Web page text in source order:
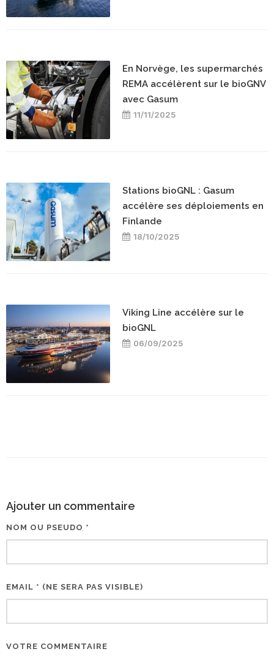
En Norvège, les supermarchés
REMA accélèrent sur le bioGNV
avec Gasum
11/11/2025
Stations bioGNL : Gasum
accélère ses déploiements en
Finlande
18/10/2025
Viking Line accélère sur le
bioGNL
06/09/2025
Ajouter un commentaire
NOM OU PSEUDO *
EMAIL * (NE SERA PAS VISIBLE)
VOTRE COMMENTAIRE